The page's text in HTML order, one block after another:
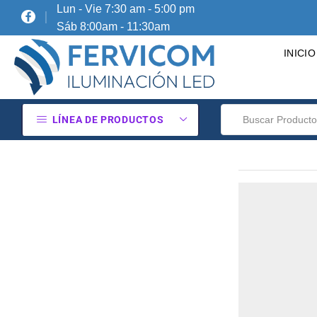
Lun - Vie 7:30 am - 5:00 pm
Sáb 8:00am - 11:30am
INICIO
LÍNEA DE PRODUCTOS